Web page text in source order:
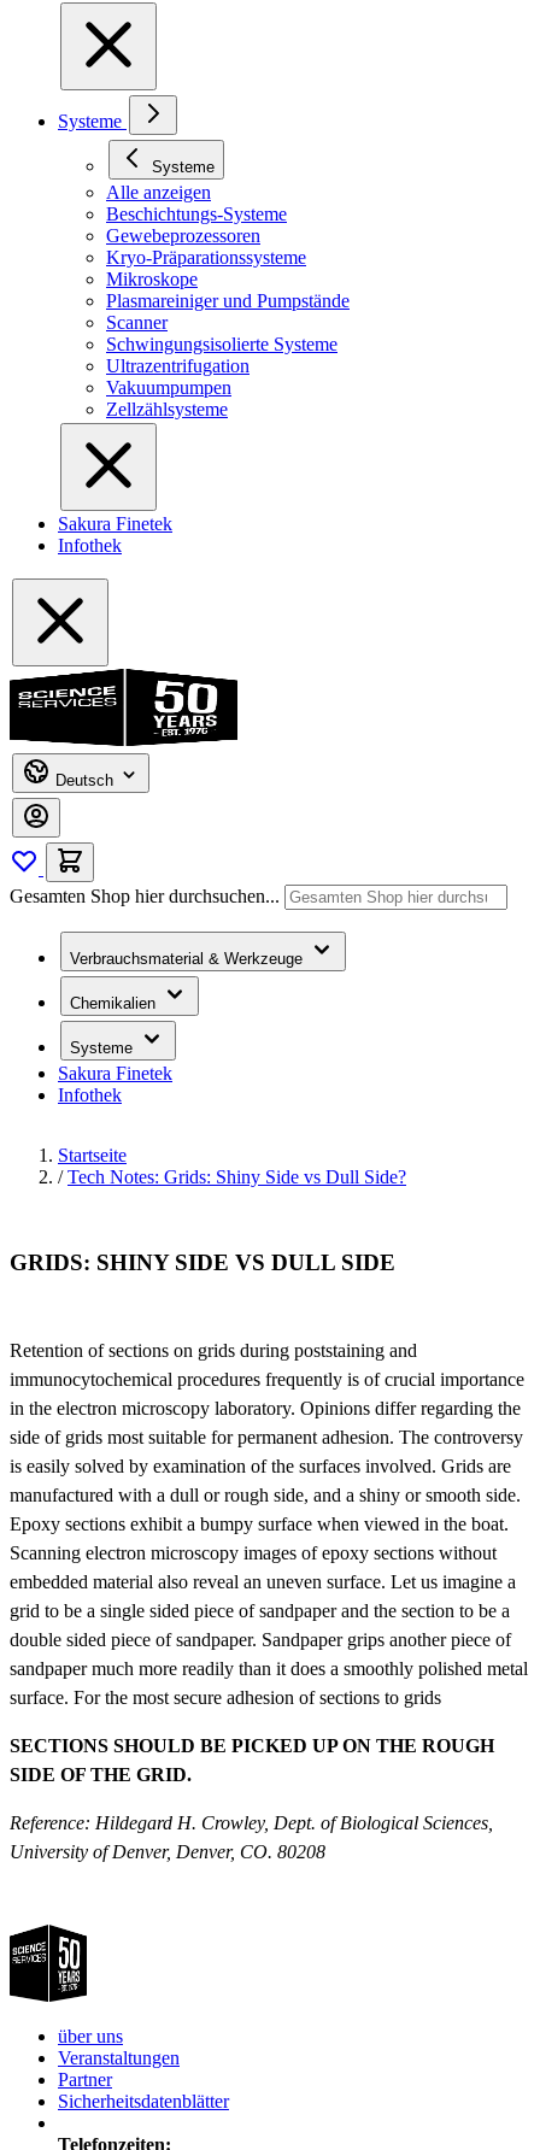
Systeme
Systeme
Alle anzeigen
Beschichtungs-Systeme
Gewebeprozessoren
Kryo-Präparationssysteme
Mikroskope
Plasmareiniger und Pumpstände
Scanner
Schwingungsisolierte Systeme
Ultrazentrifugation
Vakuumpumpen
Zellzählsysteme
Sakura Finetek
Infothek
Deutsch
Gesamten Shop hier durchsuchen...
Verbrauchsmaterial & Werkzeuge
Chemikalien
Systeme
Sakura Finetek
Infothek
Startseite
/ Tech Notes: Grids: Shiny Side vs Dull Side?
GRIDS: SHINY SIDE VS DULL SIDE
Retention of sections on grids during poststaining and
immunocytochemical procedures frequently is of crucial importance
in the electron microscopy laboratory. Opinions differ regarding the
side of grids most suitable for permanent adhesion. The controversy
is easily solved by examination of the surfaces involved. Grids are
manufactured with a dull or rough side, and a shiny or smooth side.
Epoxy sections exhibit a bumpy surface when viewed in the boat.
Scanning electron microscopy images of epoxy sections without
embedded material also reveal an uneven surface. Let us imagine a
grid to be a single sided piece of sandpaper and the section to be a
double sided piece of sandpaper. Sandpaper grips another piece of
sandpaper much more readily than it does a smoothly polished metal
surface. For the most secure adhesion of sections to grids
SECTIONS SHOULD BE PICKED UP ON THE ROUGH
SIDE OF THE GRID.
Reference: Hildegard H. Crowley, Dept. of Biological Sciences,
University of Denver, Denver, CO. 80208
über uns
Veranstaltungen
Partner
Sicherheitsdatenblätter
Telefonzeiten: